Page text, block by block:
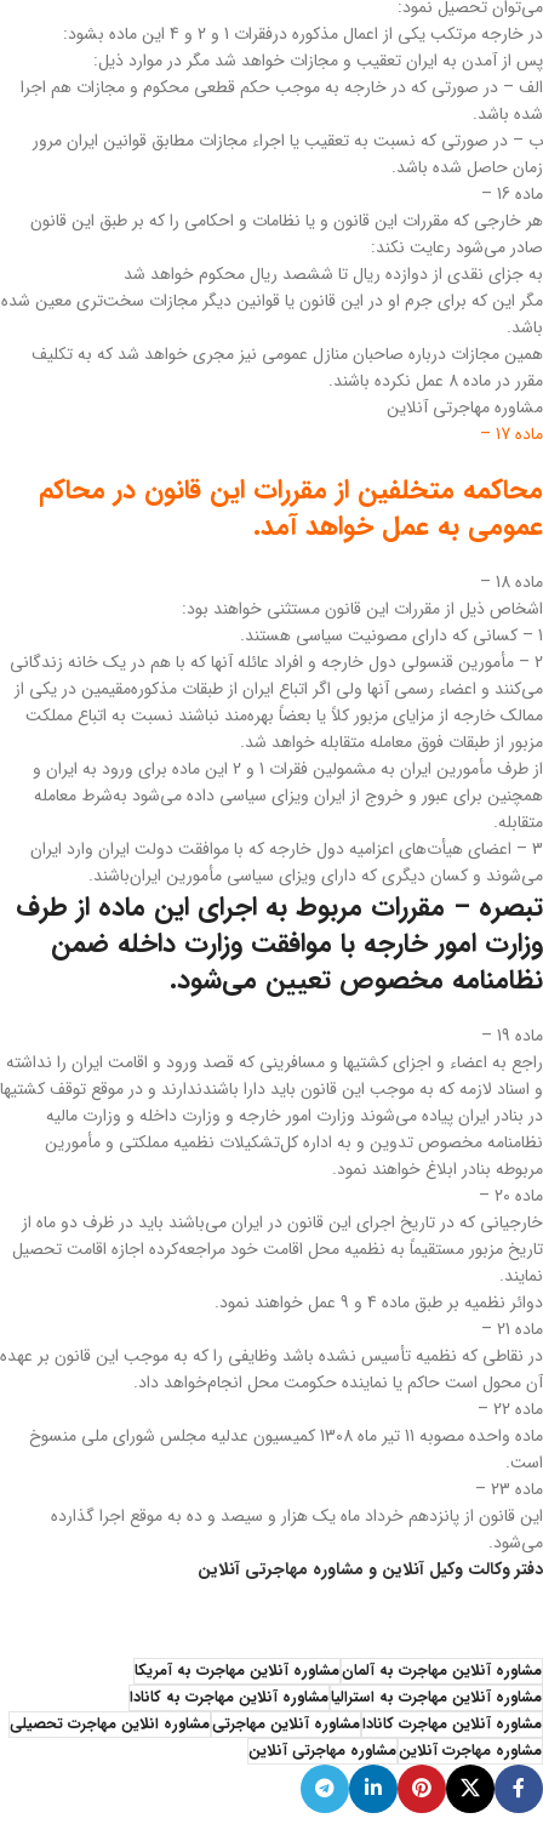
می‌توان تحصیل نمود:
در خارجه مرتکب یکی از اعمال مذکوره در‌فقرات 1 و 2 و 4 این ماده بشود:
پس از آمدن به ایران تعقیب و مجازات خواهد شد مگر در موارد ذیل:
‌الف – در صورتی که در خارجه به موجب حکم قطعی محکوم و مجازات هم اجرا
شده باشد.
ب – در صورتی که نسبت به تعقیب یا اجراء مجازات مطابق قوانین ایران مرور
زمان حاصل شده باشد.
‌ماده 16 –
هر خارجی که مقررات این قانون و یا نظامات و احکامی را که بر طبق این قانون
صادر می‌شود رعایت نکند:
به جزای نقدی از دوازده ریال تا ‌ششصد ریال محکوم خواهد شد
مگر این که برای جرم او در این قانون یا قوانین دیگر مجازات سخت‌تری معین شده
باشد.
‌همین مجازات درباره صاحبان منازل عمومی نیز مجری خواهد شد که به تکلیف
مقرر در ماده 8 عمل نکرده باشند.
مشاوره مهاجرتی آنلاین
‌ماده 17 –
محاکمه متخلفین از مقررات این قانون در محاکم
عمومی به عمل خواهد آمد.
‌ماده 18 –
اشخاص ذیل از مقررات این قانون مستثنی خواهند بود:
1 – کسانی که دارای مصونیت سیاسی هستند.
2 – مأمورین قنسولی دول خارجه و افراد عائله آنها که با هم در یک خانه زندگانی
می‌کنند و اعضاء رسمی آنها ولی اگر اتباع ایران از طبقات مذکوره‌مقیمین در یکی از
ممالک خارجه از مزایای مزبور کلاً یا بعضاً بهره‌مند نباشند نسبت به اتباع مملکت
مزبور از طبقات فوق معامله متقابله خواهد شد.
‌از طرف مأمورین ایران به مشمولین فقرات 1 و 2 این ماده برای ورود به ایران و
همچنین برای عبور و خروج از ایران ویزای سیاسی داده می‌شود به‌شرط معامله
متقابله.
3 – اعضای هیأت‌های اعزامیه دول خارجه که با موافقت دولت ایران وارد ایران
می‌شوند و کسان دیگری که دارای ویزای سیاسی مأمورین ایران‌باشند.
‌تبصره – مقررات مربوط به اجرای این ماده از طرف
وزارت امور خارجه با موافقت وزارت داخله ضمن
نظامنامه مخصوص تعیین می‌شود.
‌ماده 19 –
راجع به اعضاء و اجزای کشتیها و مسافرینی که قصد ورود و اقامت ایران را نداشته
و اسناد لازمه که به موجب این قانون باید دارا باشند‌ندارند و در موقع توقف کشتیها
در بنادر ایران پیاده می‌شوند وزارت امور خارجه و وزارت داخله و وزارت مالیه
نظامنامه مخصوص تدوین و به اداره کل‌تشکیلات نظمیه مملکتی و مأمورین
مربوطه بنادر ابلاغ خواهند نمود.
‌ماده 20 –
خارجیانی که در تاریخ اجرای این قانون در ایران می‌باشند باید در ظرف دو ماه از
تاریخ مزبور مستقیماً به نظمیه محل اقامت خود مراجعه‌کرده اجازه اقامت تحصیل
نمایند.
دوائر نظمیه بر طبق ماده 4 و 9 عمل خواهند نمود.
‌ماده 21 –
در نقاطی که نظمیه تأسیس نشده باشد وظایفی را که به موجب این قانون بر عهده
آن محول است حاکم یا نماینده حکومت محل انجام‌خواهد داد.
‌ماده 22 –
ماده واحده مصوبه 11 تیر ماه 1308 کمیسیون عدلیه مجلس شورای ملی منسوخ
است.
ماده 23 –
این قانون از پانزدهم خرداد ماه یک هزار و سیصد و ده به موقع اجرا گذارده
می‌شود.
دفتر وکالت وکیل آنلاین و مشاوره مهاجرتی آنلاین
مشاوره آنلاین مهاجرت به آلمانمشاوره آنلاین مهاجرت به آمریکا
مشاوره آنلاین مهاجرت به استرالیامشاوره آنلاین مهاجرت به کانادا
مشاوره آنلاین مهاجرت کانادامشاوره آنلاین مهاجرتیمشاوره انلاین مهاجرت تحصیلی
مشاوره مهاجرت آنلاینمشاوره مهاجرتی آنلاین